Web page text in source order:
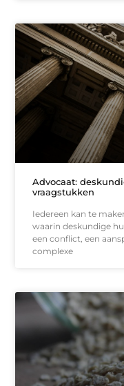
Advocaat:
vraagstukken
Iedereen kan te
waarin deskundige
een conflict, een
complexe